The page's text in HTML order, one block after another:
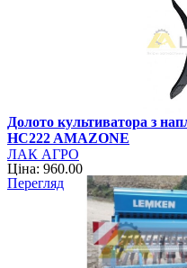
Долото культиватора з
HC222 AMAZONE
ЛАК АГРО
Ціна: 960.00
Перегляд